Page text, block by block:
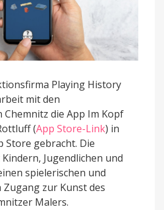
Playing History
mit den
die App Im Kopf
(App Store-Link) in
Store gebracht. Die
Jugendlichen und
spielerischen und
zur Kunst des
Malers.